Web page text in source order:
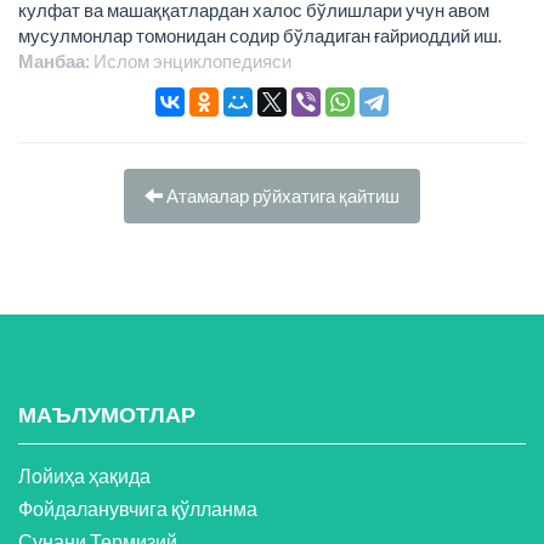
кулфат ва машаққатлардан халос бўлишлари учун авом
мусулмонлар томонидан содир бўладиган ғайриоддий иш.
Манбаа: Ислом энциклопeдияси
Атамалар рўйхатига қайтиш
МАЪЛУМОТЛАР
Лойиҳа ҳақида
Фойдаланувчига қўлланма